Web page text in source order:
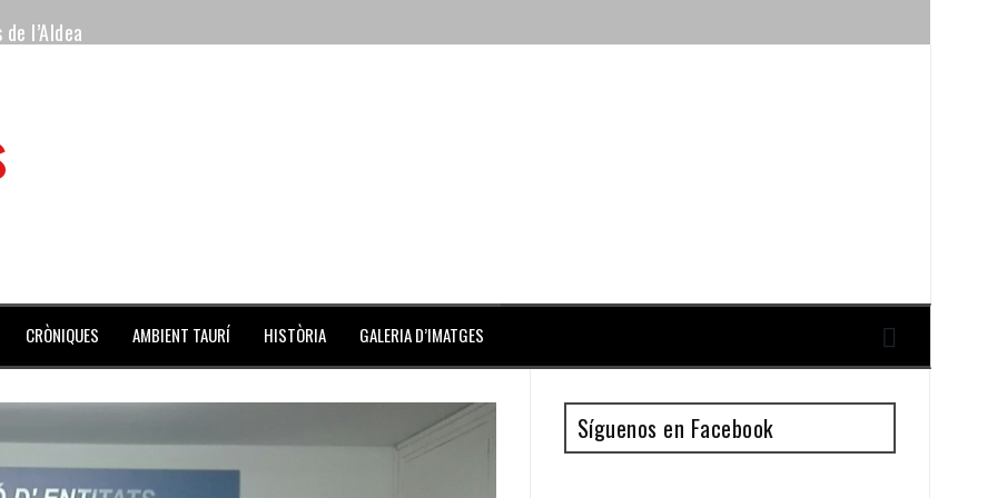
l’Aldea
de la Monumental de Barcelona y padre de los toreros Enrique y Antonio Guillén
de la noche y Ventura pone el Coliseo Balear en pie
CRÒNIQUES AMBIENT TAURÍ HISTÒRIA GALERIA D’IMATGES
Síguenos en Facebook